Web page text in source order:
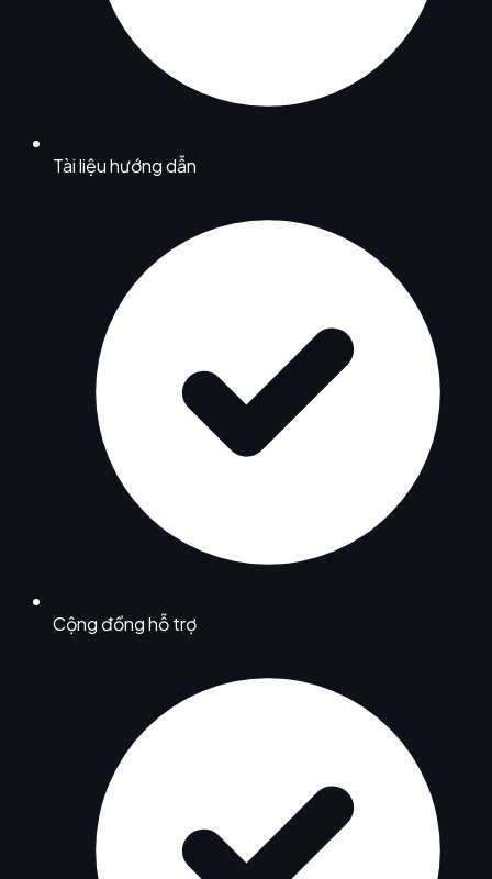
Tài liệu hướng dẫn
Cộng đồng hỗ trợ